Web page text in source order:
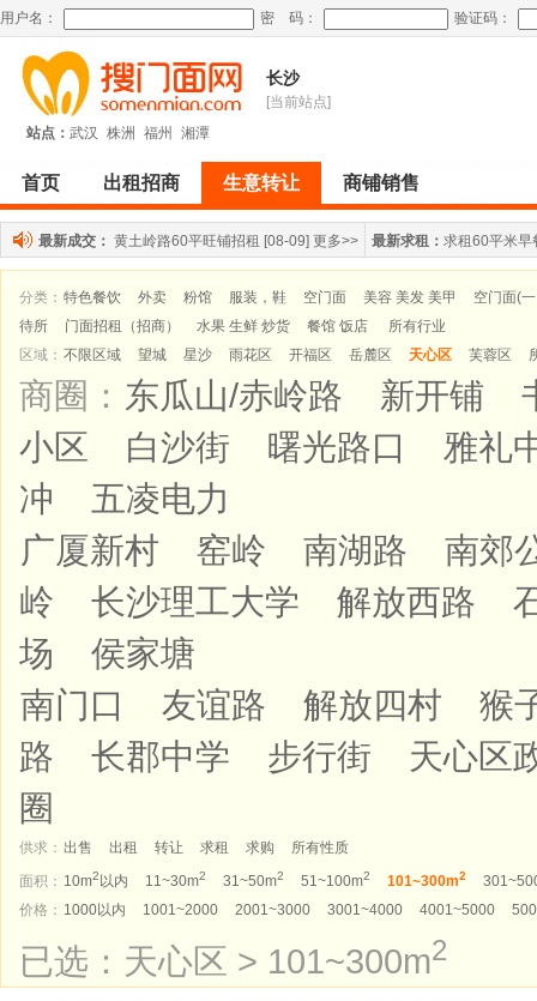
用户名： 密 码： 验证码：
长沙
[当前站点]
站点： 武汉 株洲 福州 湘潭
首页 出租招商 生意转让 商铺销售
最新成交： 黄土岭路60平旺铺招租 [08-09] 更多>> 最新求租： 求租60平米早
分类： 特色餐饮 外卖 粉馆 服装，鞋 空门面 美容 美发 美甲
空门面(
待所
门面招租（招商） 水果 生鲜 炒货 餐馆 饭店
所有行业
区域： 不限区域 望城 星沙 雨花区 开福区 岳麓区 天心区 芙蓉区
商圈： 东瓜山/赤岭路 新开铺
小区
白沙街 曙光路口
雅礼
冲
五凌电力
广厦新村
窑岭 南湖路
南郊
岭
长沙理工大学 解放西路
场
侯家塘
南门口
友谊路 解放四村
猴
路
长郡中学 步行街
天心区
圈
供求： 出售 出租 转让 求租 求购
所有性质
面积： 10m2 以内 11~30m2 31~50m2 51~100m2 101~300m2
价格： 1000以内 1001~2000 2001~3000 3001~4000 4001~5000
已选：天心区 > 101~300m2